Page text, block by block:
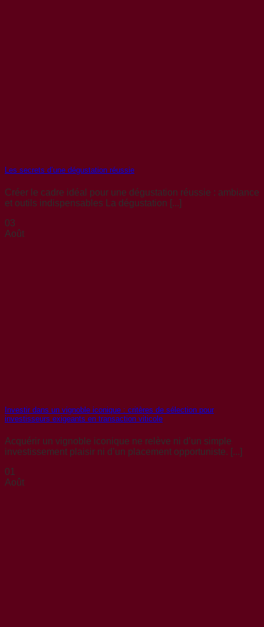
Les secrets d’une dégustation réussie
Créer le cadre idéal pour une dégustation réussie : ambiance
et outils indispensables La dégustation [...]
03
Août
Investir dans un vignoble iconique : critères de sélection pour
investisseurs exigeants en transaction viticole
Acquérir un vignoble iconique ne relève ni d’un simple
investissement plaisir ni d’un placement opportuniste. [...]
01
Août